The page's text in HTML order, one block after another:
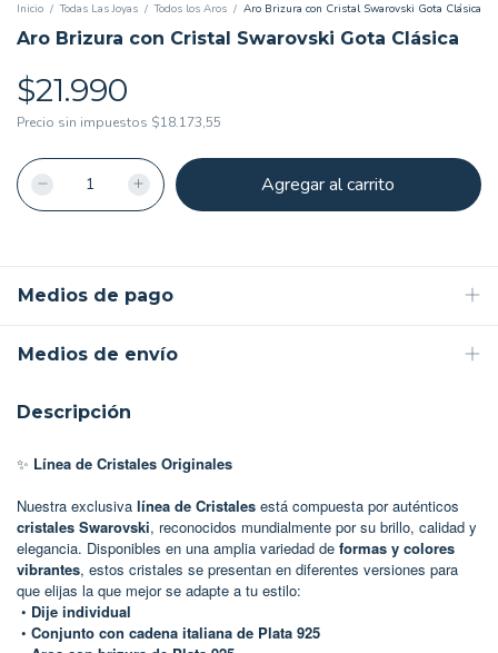
Inicio / Todas Las Joyas / Todos los Aros / Aro Brizura con Cristal Swarovski Gota Clásica
Aro Brizura con Cristal Swarovski Gota Clásica
$21.990
Precio sin impuestos $18.173,55
Medios de pago
Medios de envío
Descripción
✨ Línea de Cristales Originales
Nuestra exclusiva línea de Cristales está compuesta por auténticos
cristales Swarovski, reconocidos mundialmente por su brillo, calidad y
elegancia. Disponibles en una amplia variedad de formas y colores
vibrantes, estos cristales se presentan en diferentes versiones para
que elijas la que mejor se adapte a tu estilo:
• Dije individual
• Conjunto con cadena italiana de Plata 925